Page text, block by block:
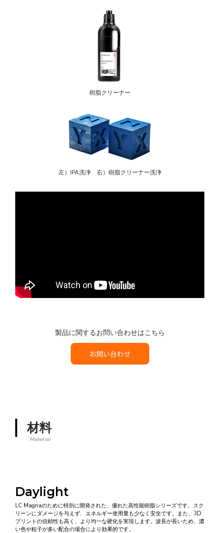
樹脂クリーナー
左）IPA洗浄 右）樹脂クリーナー洗浄
製品に関するお問い合わせはこちら
お問い合わせ
材料
Material
Daylight
LC Magnaのために特別に開発された、優れた高性能樹脂シリーズです。スク
リーンにダメージを与えず、エネルギー使用量も少なく安全です。また、3D
プリントの信頼性も高く、より均一な硬化を実現します。波長が長いため、濃
い色や粒子が多い配合の場合により効果的です。